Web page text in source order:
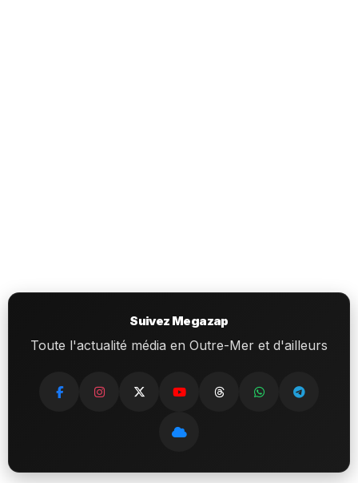
Suivez Megazap
Toute l'actualité média en Outre-Mer et d'ailleurs